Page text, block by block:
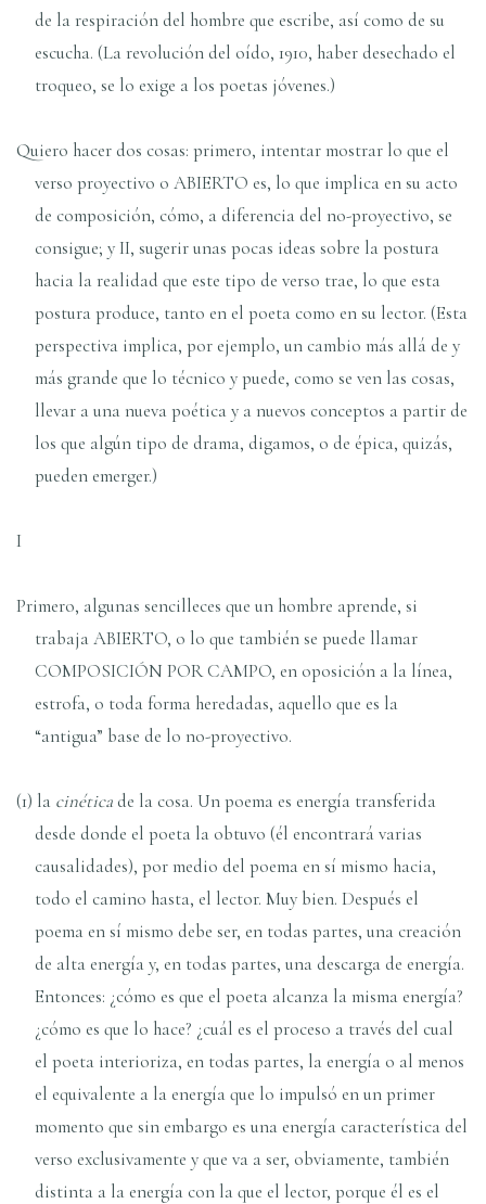
de la respiración del hombre que escribe, así como de su
escucha. (La revolución del oído, 1910, haber desechado el
troqueo, se lo exige a los poetas jóvenes.)
Quiero hacer dos cosas: primero, intentar mostrar lo que el
verso proyectivo o ABIERTO es, lo que implica en su acto
de composición, cómo, a diferencia del no-proyectivo, se
consigue; y II, sugerir unas pocas ideas sobre la postura
hacia la realidad que este tipo de verso trae, lo que esta
postura produce, tanto en el poeta como en su lector. (Esta
perspectiva implica, por ejemplo, un cambio más allá de y
más grande que lo técnico y puede, como se ven las cosas,
llevar a una nueva poética y a nuevos conceptos a partir de
los que algún tipo de drama, digamos, o de épica, quizás,
pueden emerger.)
I
Primero, algunas sencilleces que un hombre aprende, si
trabaja ABIERTO, o lo que también se puede llamar
COMPOSICIÓN POR CAMPO, en oposición a la línea,
estrofa, o toda forma heredadas, aquello que es la
“antigua” base de lo no-proyectivo.
(1) la cinéticade la cosa. Un poema es energía transferida
desde donde el poeta la obtuvo (él encontrará varias
causalidades), por medio del poema en sí mismo hacia,
todo el camino hasta, el lector. Muy bien. Después el
poema en sí mismo debe ser, en todas partes, una creación
de alta energía y, en todas partes, una descarga de energía.
Entonces: ¿cómo es que el poeta alcanza la misma energía?
¿cómo es que lo hace? ¿cuál es el proceso a través del cual
el poeta interioriza, en todas partes, la energía o al menos
el equivalente a la energía que lo impulsó en un primer
momento que sin embargo es una energía característica del
verso exclusivamente y que va a ser, obviamente, también
distinta a la energía con la que el lector, porque él es el